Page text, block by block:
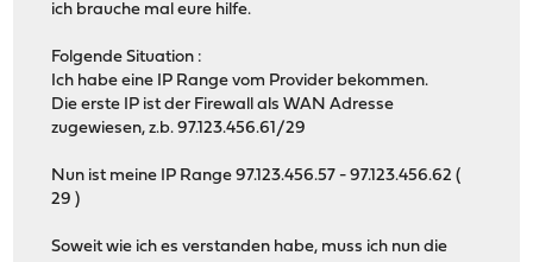
ich brauche mal eure hilfe.
Folgende Situation :
Ich habe eine IP Range vom Provider bekommen.
Die erste IP ist der Firewall als WAN Adresse
zugewiesen, z.b. 97.123.456.61/29
Nun ist meine IP Range 97.123.456.57 - 97.123.456.62 (
29 )
Soweit wie ich es verstanden habe, muss ich nun die